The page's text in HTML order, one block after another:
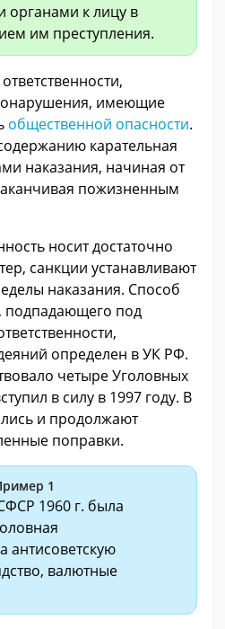
органами к лицу в
им преступления.
имеющие
общественной опасности.
карательная
наказания, начиная от
пожизненным
носит достаточно
санкции устанавливают
наказания. Способ
подпадающего под
определен в УК РФ.
четыре Уголовных
в силу в 1997 году. В
и продолжают
поправки.
1
1960 г. была
антисоветскую
валютные